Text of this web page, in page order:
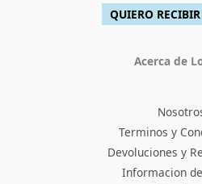
Acerca de
Terminos y
Devoluciones y
Informacion